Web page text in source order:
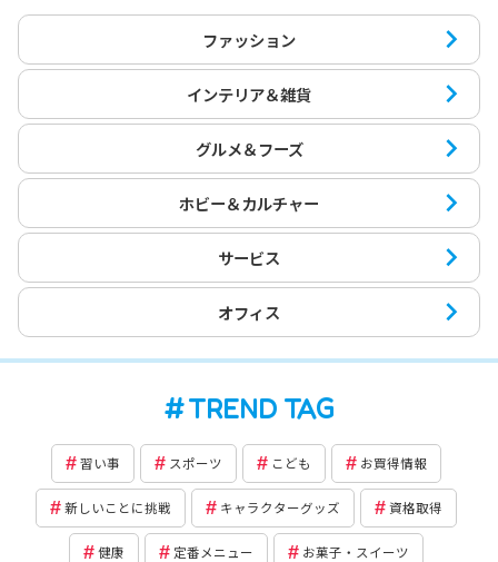
ファッション
インテリア＆雑貨
グルメ＆フーズ
ホビー＆カルチャー
サービス
オフィス
TREND TAG
習い事 スポーツ こども お買得情報
新しいことに挑戦 キャラクターグッズ 資格取得
健康 定番メニュー お菓子・スイーツ